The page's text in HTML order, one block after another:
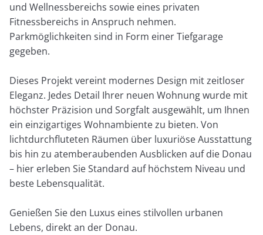
und Wellnessbereichs sowie eines privaten
Fitnessbereichs in Anspruch nehmen.
Parkmöglichkeiten sind in Form einer Tiefgarage
gegeben.
Dieses Projekt vereint modernes Design mit zeitloser
Eleganz. Jedes Detail Ihrer neuen Wohnung wurde mit
höchster Präzision und Sorgfalt ausgewählt, um Ihnen
ein einzigartiges Wohnambiente zu bieten. Von
lichtdurchfluteten Räumen über luxuriöse Ausstattung
bis hin zu atemberaubenden Ausblicken auf die Donau
– hier erleben Sie Standard auf höchstem Niveau und
beste Lebensqualität.
Genießen Sie den Luxus eines stilvollen urbanen
Lebens, direkt an der Donau.